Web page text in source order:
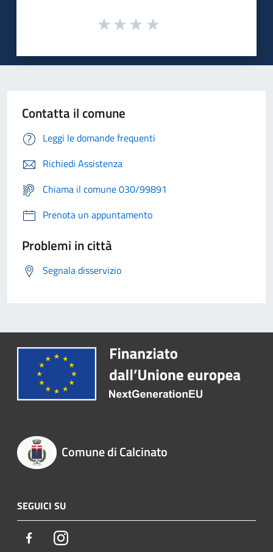
Contatta il comune
Leggi le domande frequenti
Richiedi Assistenza
Chiama il comune 030/99891
Prenota un appuntamento
Problemi in città
Segnala disservizio
Comune di Calcinato
SEGUICI SU
FacebookInstagram